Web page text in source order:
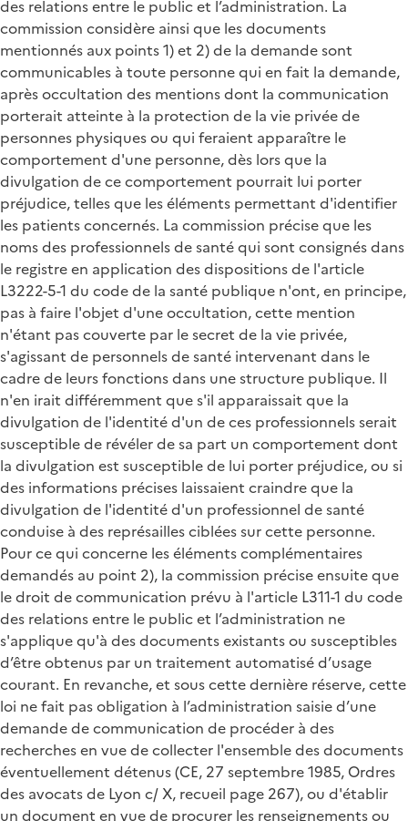
des relations entre le public et l’administration. La
commission considère ainsi que les documents
mentionnés aux points 1) et 2) de la demande sont
communicables à toute personne qui en fait la demande,
après occultation des mentions dont la communication
porterait atteinte à la protection de la vie privée de
personnes physiques ou qui feraient apparaître le
comportement d'une personne, dès lors que la
divulgation de ce comportement pourrait lui porter
préjudice, telles que les éléments permettant d'identifier
les patients concernés. La commission précise que les
noms des professionnels de santé qui sont consignés dans
le registre en application des dispositions de l'article
L3222-5-1 du code de la santé publique n'ont, en principe,
pas à faire l'objet d'une occultation, cette mention
n'étant pas couverte par le secret de la vie privée,
s'agissant de personnels de santé intervenant dans le
cadre de leurs fonctions dans une structure publique. Il
n'en irait différemment que s'il apparaissait que la
divulgation de l'identité d'un de ces professionnels serait
susceptible de révéler de sa part un comportement dont
la divulgation est susceptible de lui porter préjudice, ou si
des informations précises laissaient craindre que la
divulgation de l'identité d'un professionnel de santé
conduise à des représailles ciblées sur cette personne.
Pour ce qui concerne les éléments complémentaires
demandés au point 2), la commission précise ensuite que
le droit de communication prévu à l'article L311-1 du code
des relations entre le public et l’administration ne
s'applique qu'à des documents existants ou susceptibles
d’être obtenus par un traitement automatisé d’usage
courant. En revanche, et sous cette dernière réserve, cette
loi ne fait pas obligation à l’administration saisie d’une
demande de communication de procéder à des
recherches en vue de collecter l'ensemble des documents
éventuellement détenus (CE, 27 septembre 1985, Ordres
des avocats de Lyon c/ X, recueil page 267), ou d'établir
un document en vue de procurer les renseignements ou